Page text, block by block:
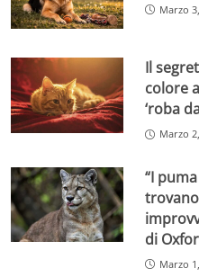
Marzo
Il
colore
‘roba
Marzo
“I
di
Marzo